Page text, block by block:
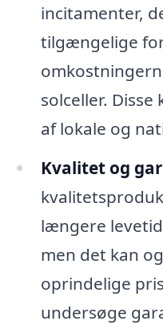
incitamenter,
tilgængelige
solceller.
af lokale og
Kvalitet og
længere
men det kan
oprindelige
undersøge